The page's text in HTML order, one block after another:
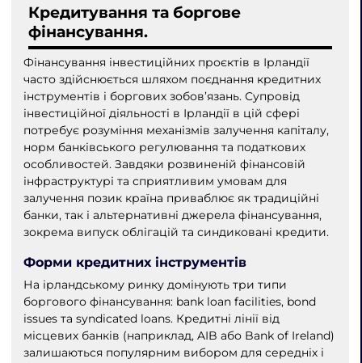
Кредитування та боргове
фінансування.
Фінансування інвестиційних проєктів в Ірландії
часто здійснюється шляхом поєднання кредитних
інструментів і боргових зобов’язань. Супровід
інвестиційної діяльності в Ірландії в цій сфері
потребує розуміння механізмів залучення капіталу,
норм банківського регулювання та податкових
особливостей. Завдяки розвиненій фінансовій
інфраструктурі та сприятливим умовам для
залучення позик країна приваблює як традиційні
банки, так і альтернативні джерела фінансування,
зокрема випуск облігацій та синдиковані кредити.
Форми кредитних інструментів
На ірландському ринку домінують три типи
боргового фінансування: bank loan facilities, bond
issues та syndicated loans. Кредитні лінії від
місцевих банків (наприклад, AIB або Bank of Ireland)
залишаються популярним вибором для середніх і